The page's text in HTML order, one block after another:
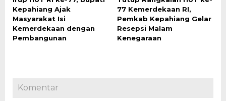
Kepahiang Ajak
Masyarakat Isi
Kemerdekaan dengan
Pembangunan
77 Kemerdekaan RI,
Pemkab Kepahiang Gelar
Resepsi Malam
Kenegaraan
Komentar